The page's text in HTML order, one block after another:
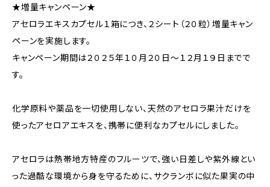
★増量キャンペーン★
アセロラエキスカプセル１箱につき、２シート（２０粒）増量キャン
ペーンを実施します。
キャンペーン期間は２０２５年１０月２０日〜１２月１９日までで
す。
化学原料や薬品を一切使用しない、天然のアセロラ果汁だけを
使ったアセロアエキスを、携帯に便利なカプセルにしました。
アセロラは熱帯地方特産のフルーツで、強い日差しや紫外線とい
った過酷な環境から身を守るために、サクランボに似た果実の中